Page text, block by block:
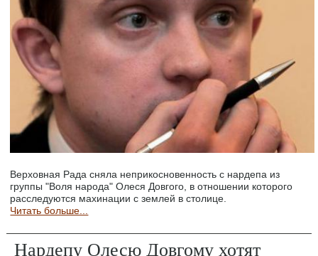
Верховная Рада сняла неприкосновенность с нардепа из
группы "Воля народа" Олеся Довгого, в отношении которого
расследуются махинации с землей в столице.
Читать больше...
Нардепу Олесю Довгому хотят